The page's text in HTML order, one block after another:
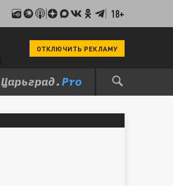
18+
ОТКЛЮЧИТЬ РЕКЛАМУ